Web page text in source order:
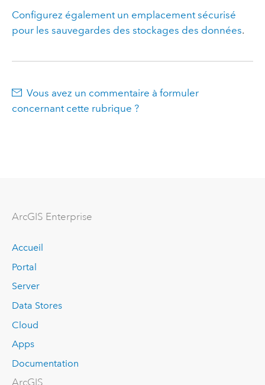
Configurez également un emplacement sécurisé
pour les sauvegardes des stockages des données.
Vous avez un commentaire à formuler
concernant cette rubrique ?
ArcGIS Enterprise
Accueil
Portal
Server
Data Stores
Cloud
Apps
Documentation
ArcGIS